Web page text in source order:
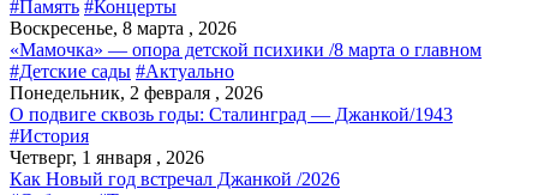
#Память #Концерты
Воскресенье, 8 марта , 2026
«Мамочка» — опора детской психики /8 марта о главном
#Детские сады #Актуально
Понедельник, 2 февраля , 2026
О подвиге сквозь годы: Сталинград — Джанкой/1943
#История
Четверг, 1 января , 2026
Как Новый год встречал Джанкой /2026